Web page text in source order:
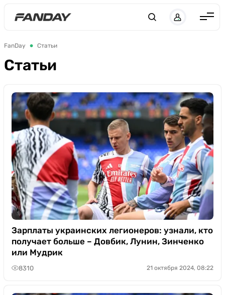
Италия
Франция
Украина
ЛЧ
ЛЕ
ЧЕ-2028
Букмекеры
Казино
FanDay Статьи
Статьи
Зарплаты украинских легионеров: узнали, кто
получает больше – Довбик, Лунин, Зинченко
или Мудрик
8310 21 октября 2024, 08:22